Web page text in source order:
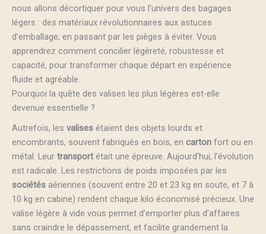
nous allons décortiquer pour vous l’univers des bagages
légers : des matériaux révolutionnaires aux astuces
d’emballage, en passant par les pièges à éviter. Vous
apprendrez comment concilier légèreté, robustesse et
capacité, pour transformer chaque départ en expérience
fluide et agréable.
Pourquoi la quête des valises les plus légères est-elle
devenue essentielle ?
Autrefois, les valises étaient des objets lourds et
encombrants, souvent fabriqués en bois, en carton fort ou en
métal. Leur transport était une épreuve. Aujourd’hui, l’évolution
est radicale. Les restrictions de poids imposées par les
sociétés aériennes (souvent entre 20 et 23 kg en soute, et 7 à
10 kg en cabine) rendent chaque kilo économisé précieux. Une
valise légère à vide vous permet d’emporter plus d’affaires
sans craindre le dépassement, et facilite grandement la